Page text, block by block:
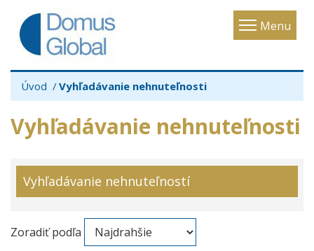
Menu
Toggle
Úvod Vyhľadávanie nehnuteľnosti
Vyhľadávanie nehnuteľnosti
Vyhľadávanie nehnuteľností
Zoradiť podľa